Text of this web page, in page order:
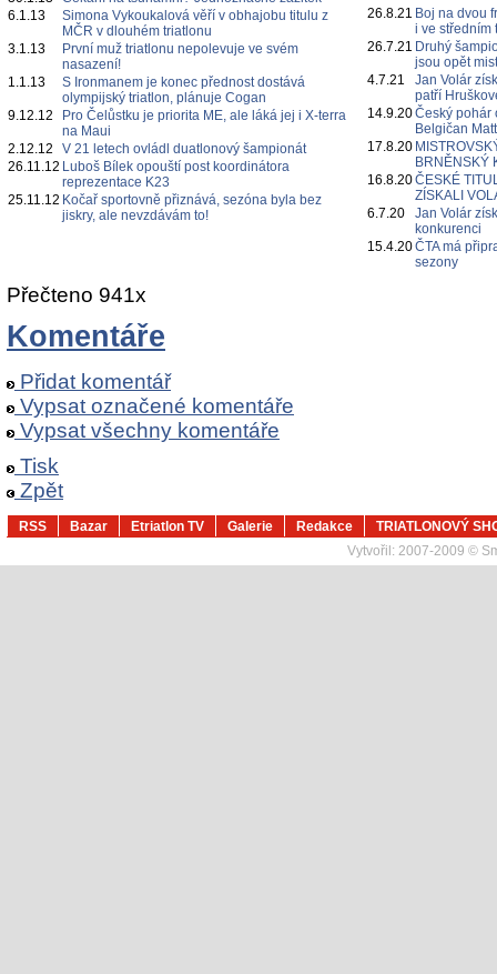
6.1.13
Simona Vykoukalová věří v obhajobu titulu z
MČR v dlouhém triatlonu
3.1.13
První muž triatlonu nepolevuje ve svém
nasazení!
1.1.13
S Ironmanem je konec přednost dostává
olympijský triatlon, plánuje Cogan
9.12.12
Pro Čelůstku je priorita ME, ale láká jej i X-terra
na Maui
2.12.12
V 21 letech ovládl duatlonový šampionát
26.11.12 Luboš Bílek opouští post koordinátora
reprezentace K23
25.11.12 Kočař sportovně přiznává, sezóna byla bez
jiskry, ale nevzdávám to!
26.8.21 Boj na dvou
i ve středním
26.7.21 Druhý
jsou opět
4.7.21
Jan Volár
patří
14.9.20Český pohár
Belgičan
17.8.20
BRNĚNSKÝ
16.8.20ČESKÉ
ZÍSKALI
6.7.20
Jan Volár
konkurenci
15.4.20ČTA má
sezony
Přečteno 941x
Komentáře
Přidat komentář
Vypsat označené komentáře
Vypsat všechny komentáře
Tisk
Zpět
RSS Bazar Etriatlon TV Galerie Redakce
TRIATLONOVÝ
Vytvořil: 2007-2009 ©